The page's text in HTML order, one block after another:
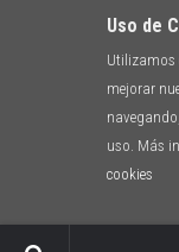
Uso de
Utilizamos
mejorar
uso. Más
cookies